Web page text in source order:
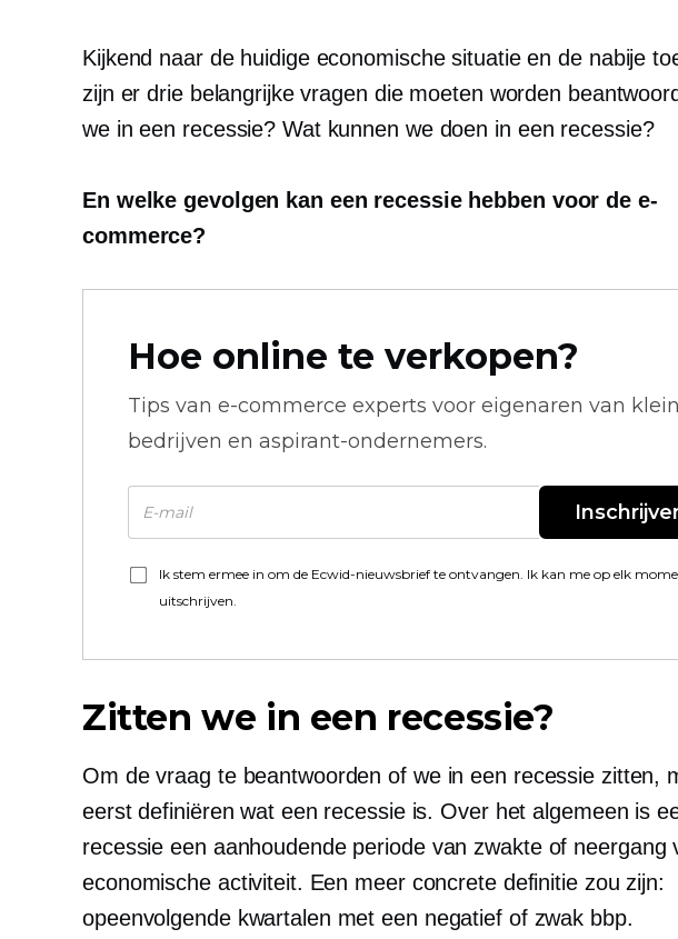
Kijkend naar de huidige economische situatie en de nabije
zijn er drie belangrijke vragen die moeten worden
we in een recessie? Wat kunnen we doen in een recessie?
En welke gevolgen kan een recessie hebben voor de e-
commerce?
Hoe online te verkopen?
Tips van e-commerce experts voor eigenaren van
bedrijven en aspirant-ondernemers.
Ik stem ermee in om de Ecwid-nieuwsbrief te ontvangen. Ik kan me op elk
uitschrijven.
Zitten we in een recessie?
Om de vraag te beantwoorden of we in een recessie zitten,
eerst definiëren wat een recessie is. Over het algemeen is
recessie een aanhoudende periode van zwakte of neergang
economische activiteit. Een meer concrete definitie zou zijn:
opeenvolgende kwartalen met een negatief of zwak bbp.